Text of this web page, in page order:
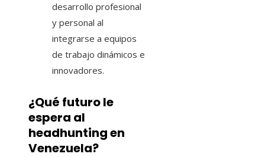
desarrollo profesional
y personal al
integrarse a equipos
de trabajo dinámicos e
innovadores.
¿Qué futuro le
espera al
headhunting en
Venezuela?